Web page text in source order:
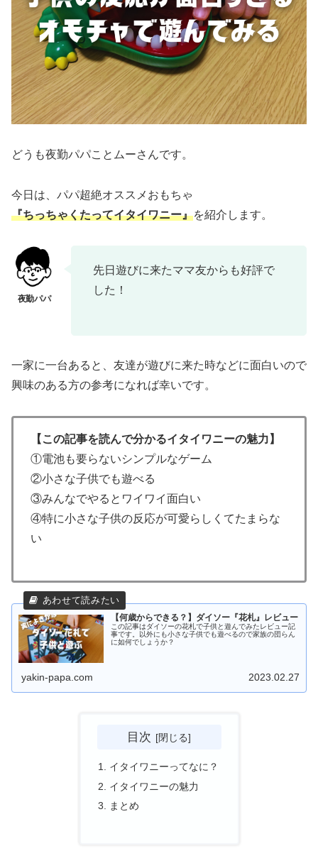
どうも夜勤パパことムーさんです。
今日は、パパ超絶オススメおもちゃ
『ちっちゃくたってイタイワニー』を紹介します。
先日遊びに来たママ友からも好評で
した！
一家に一台あると、友達が遊びに来た時などに面白いので
興味のある方の参考になれば幸いです。
【この記事を読んで分かるイタイワニーの魅力】
①電池も要らないシンプルなゲーム
②小さな子供でも遊べる
③みんなでやるとワイワイ面白い
④特に小さな子供の反応が可愛らしくてたまらな
い
【何歳からできる？】ダイソー『花札』レビュー
この記事はダイソーの花札で子供と遊んでみたレビュー記
事です。以外にも小さな子供でも遊べるので家族の団らん
に如何でしょうか？
yakin-papa.com 2023.02.27
目次
イタイワニーってなに？
イタイワニーの魅力
まとめ